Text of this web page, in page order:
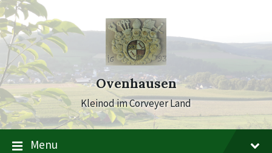
Skip
to
content
Skip
to
main
navigation
Skip
to
footer
Ovenhausen
Kleinod im Corveyer Land
Menu